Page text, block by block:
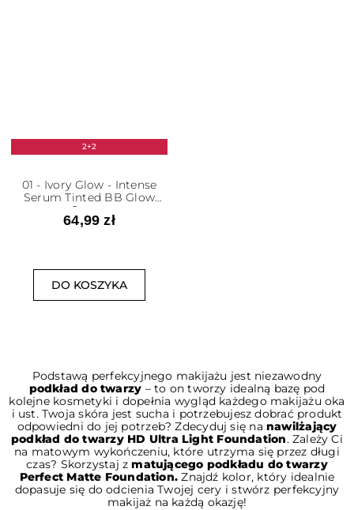
2+2
01 - Ivory Glow - Intense
Serum Tinted BB Glow
Cream
64,99 zł
DO KOSZYKA
Podstawą perfekcyjnego makijażu jest niezawodny
podkład do twarzy – to on tworzy idealną bazę pod
kolejne kosmetyki i dopełnia wygląd każdego makijażu oka
i ust. Twoja skóra jest sucha i potrzebujesz dobrać produkt
odpowiedni do jej potrzeb? Zdecyduj się nanawilżający
podkład do twarzy HD Ultra Light Foundation. Zależy Ci
na matowym wykończeniu, które utrzyma się przez długi
czas? Skorzystaj zmatującego podkładu do twarzy
Perfect Matte Foundation. Znajdź kolor, który idealnie
dopasuje się do odcienia Twojej cery i stwórz perfekcyjny
makijaż na każdą okazję!